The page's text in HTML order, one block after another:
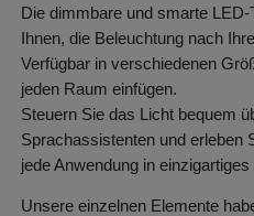
Die dimmbare und smarte
Ihnen, die Beleuchtung nach
Verfügbar in verschiedenen
jeden Raum einfügen.
Steuern Sie das Licht bequem
Sprachassistenten und erleben
jede Anwendung in
Unsere einzelnen Elemente